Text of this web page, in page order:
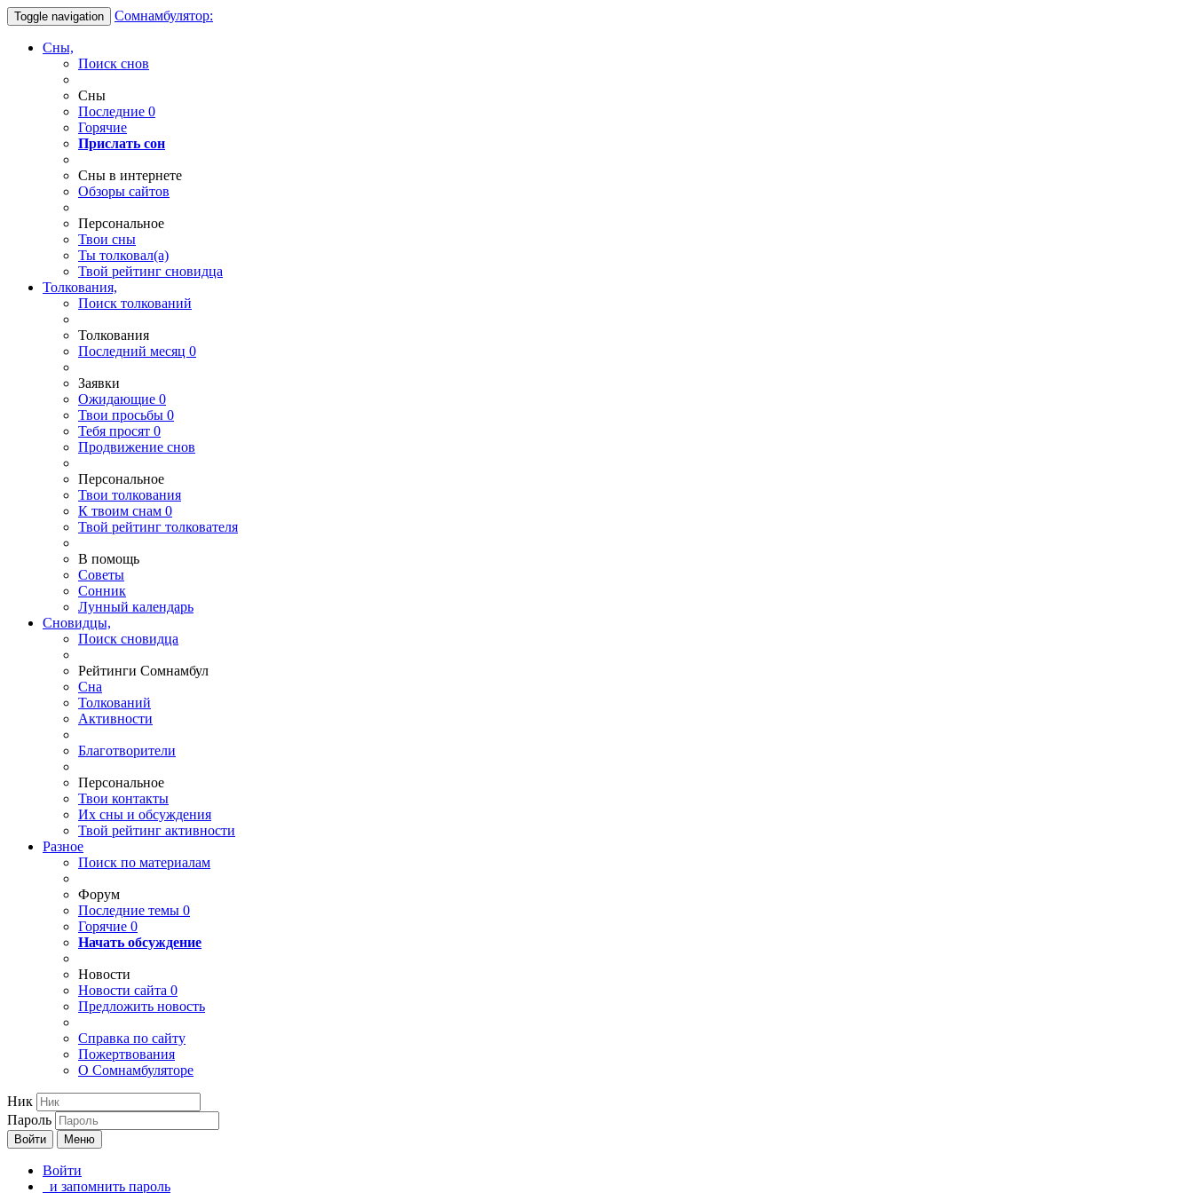
Toggle navigation Сомнамбулятор:
Сны,
Поиск снов
Сны
Последние 0
Горячие
Прислать сон
Сны в интернете
Обзоры сайтов
Персональное
Твои сны
Ты толковал(а)
Твой рейтинг сновидца
Толкования,
Поиск толкований
Толкования
Последний месяц 0
Заявки
Ожидающие 0
Твои просьбы 0
Тебя просят 0
Продвижение снов
Персональное
Твои толкования
К твоим снам 0
Твой рейтинг толкователя
В помощь
Советы
Сонник
Лунный календарь
Сновидцы,
Поиск сновидца
Рейтинги Сомнамбул
Сна
Толкований
Активности
Благотворители
Персональное
Твои контакты
Их сны и обсуждения
Твой рейтинг активности
Разное
Поиск по материалам
Форум
Последние темы 0
Горячие 0
Начать обсуждение
Новости
Новости сайта 0
Предложить новость
Справка по сайту
Пожертвования
О Сомнамбуляторе
Ник
Пароль
Войти Меню
Войти
и запомнить пароль